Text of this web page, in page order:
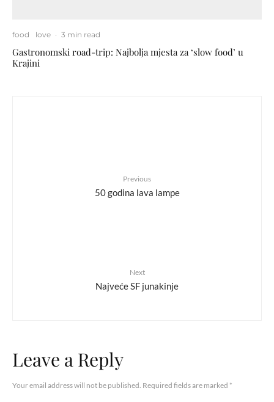
food love · 3 min read
Gastronomski road-trip: Najbolja mjesta za ‘slow food’ u
Krajini
Previous
50 godina lava lampe
Next
Najveće SF junakinje
Leave a Reply
Your email address will not be published. Required fields are marked *